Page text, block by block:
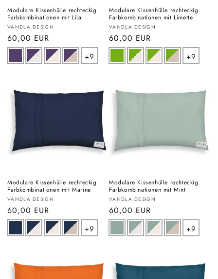
Modulare Kissenhülle rechteckig
Farbkombinationen mit Lila
Anbieter:
VANDLA DESIGN
Normaler
Preis
60,00 EUR
+9
Modulare Kissenhülle rechteckig
Farbkombinationen mit Limette
Anbieter:
VANDLA DESIGN
Normaler
Preis
60,00 EUR
+9
Modulare Kissenhülle rechteckig
Farbkombinationen mit Marine
Anbieter:
VANDLA DESIGN
Normaler
Preis
60,00 EUR
+9
Modulare Kissenhülle rechteckig
Farbkombinationen mit Mint
Anbieter:
VANDLA DESIGN
Normaler
Preis
60,00 EUR
+9